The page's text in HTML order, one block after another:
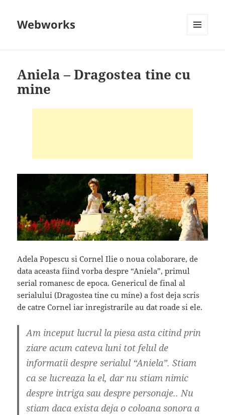
Webworks
Aniela – Dragostea tine cu
mine
Adela Popescu si Cornel Ilie o noua colaborare, de
data aceasta fiind vorba despre “Aniela”, primul
serial romanesc de epoca. Genericul de final al
serialului (Dragostea tine cu mine) a fost deja scris
de catre Cornel iar inregistrarile au dat roade si ele.
Am inceput lucrul la piesa asta citind prin
ziare acum cateva luni tot felul de
informatii despre serialul “Aniela”. Stiam
ca se lucreaza la el, dar nu stiam nimic
despre intriga sau despre personaje.. Nu
stiam daca exista deja o coloana sonora a